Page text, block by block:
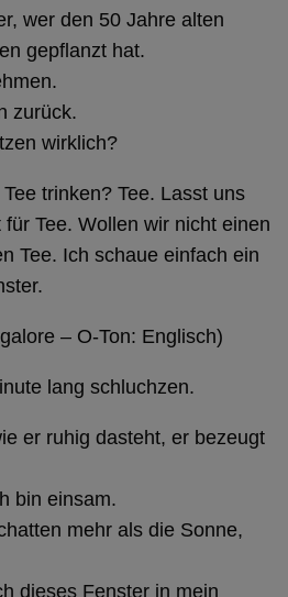
wer den 50 Jahre alten
gepflanzt hat.
zurück.
wirklich?
trinken? Tee. Lasst uns
Tee. Wollen wir nicht einen
Tee. Ich schaue einfach ein
– O-Ton: Englisch)
lang schluchzen.
er ruhig dasteht, er bezeugt
bin einsam.
mehr als die Sonne,
dieses Fenster in mein